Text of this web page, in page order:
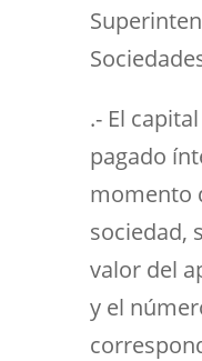
.- El
pagado
momento
sociedad,
valor del
y el